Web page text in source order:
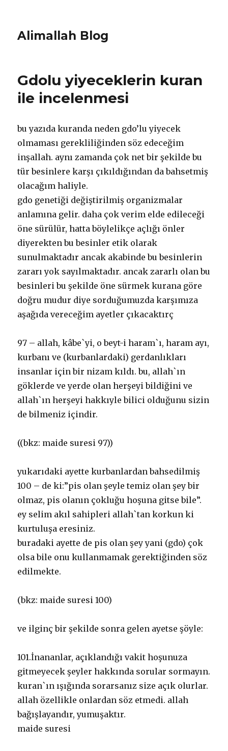
Alimallah Blog
Gdolu yiyeceklerin kuran
ile incelenmesi
bu yazıda kuranda neden gdo’lu yiyecek
olmaması gerekliliğinden söz edeceğim
inşallah. aynı zamanda çok net bir şekilde bu
tür besinlere karşı çıkıldığından da bahsetmiş
olacağım haliyle.
gdo genetiği değiştirilmiş organizmalar
anlamına gelir. daha çok verim elde edileceği
öne sürülür, hatta böylelikçe açlığı önler
diyerekten bu besinler etik olarak
sunulmaktadır ancak akabinde bu besinlerin
zararı yok sayılmaktadır. ancak zararlı olan bu
besinleri bu şekilde öne sürmek kurana göre
doğru mudur diye sorduğumuzda karşımıza
aşağıda vereceğim ayetler çıkacaktırç
97 – allah, kâbe`yi, o beyt-i haram`ı, haram ayı,
kurbanı ve (kurbanlardaki) gerdanlıkları
insanlar için bir nizam kıldı. bu, allah`ın
göklerde ve yerde olan herşeyi bildiğini ve
allah`ın herşeyi hakkıyle bilici olduğunu sizin
de bilmeniz içindir.
((bkz: maide suresi 97))
yukarıdaki ayette kurbanlardan bahsedilmiş
100 – de ki:”pis olan şeyle temiz olan şey bir
olmaz, pis olanın çokluğu hoşuna gitse bile”.
ey selim akıl sahipleri allah`tan korkun ki
kurtuluşa eresiniz.
buradaki ayette de pis olan şey yani (gdo) çok
olsa bile onu kullanmamak gerektiğinden söz
edilmekte.
(bkz: maide suresi 100)
ve ilginç bir şekilde sonra gelen ayetse şöyle:
101.İnananlar, açıklandığı vakit hoşunuza
gitmeyecek şeyler hakkında sorular sormayın.
kuran`ın ışığında sorarsanız size açık olurlar.
allah özellikle onlardan söz etmedi. allah
bağışlayandır, yumuşaktır.
maide suresi